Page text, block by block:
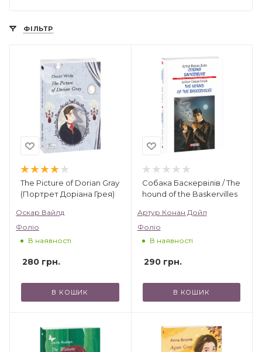
серій, серед яких: «Домашня бібліотека»,
«Сентиментальний роман» та інші.
ФІЛЬТР
The Picture of Dorian Gray
(Портрет Доріана Грея)
Оскар Вайлд
Фоліо
В наявності
280 грн.
В КОШИК
Собака Баскервілів / The
hound of the Baskervilles
Артур Конан Дойл
Фоліо
В наявності
290грн.
В КОШИК